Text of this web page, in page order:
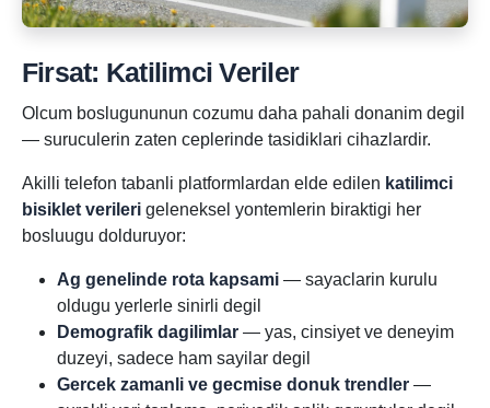
Firsat: Katilimci Veriler
Olcum boslugununun cozumu daha pahali donanim degil
— suruculerin zaten ceplerinde tasidiklari cihazlardir.
Akilli telefon tabanli platformlardan elde edilen katilimci
bisiklet verileri geleneksel yontemlerin biraktigi her
bosluugu dolduruyor:
Ag genelinde rota kapsami — sayaclarin kurulu
oldugu yerlerle sinirli degil
Demografik dagilimlar — yas, cinsiyet ve deneyim
duzeyi, sadece ham sayilar degil
Gercek zamanli ve gecmise donuk trendler —